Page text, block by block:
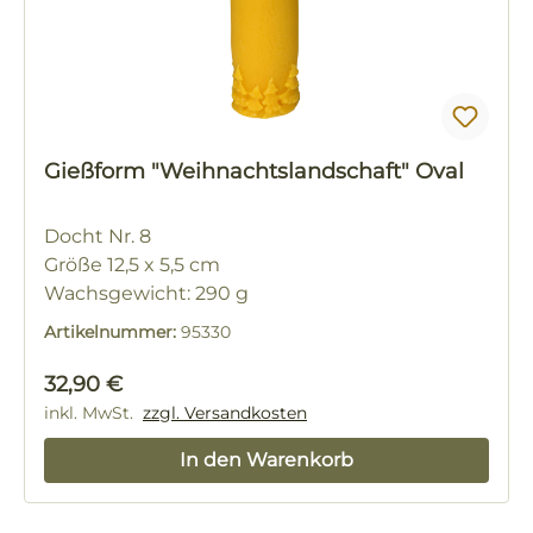
Gießform "Weihnachtslandschaft" Oval
Docht Nr. 8
Größe 12,5 x 5,5 cm
Wachsgewicht: 290 g
Artikelnummer: 95330
Regulärer Preis:
32,90 €
inkl. MwSt. zzgl. Versandkosten
In den Warenkorb